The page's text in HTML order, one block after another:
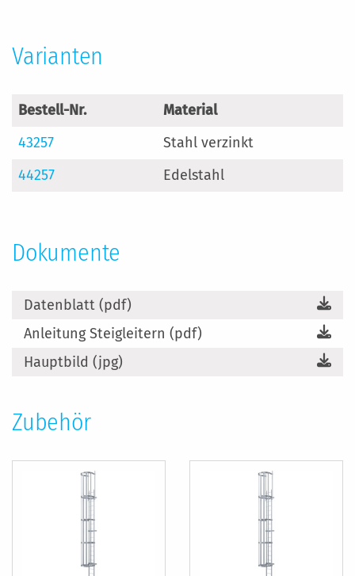
Varianten
Bestell-Nr.
Material
43257
Stahl verzinkt
44257
Edelstahl
Dokumente
Datenblatt (pdf)
Anleitung Steigleitern (pdf)
Hauptbild (jpg)
Zubehör